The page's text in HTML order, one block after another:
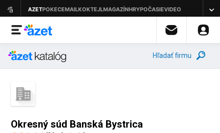
Hľadať firmu
Okresný súd Banská Bystrica